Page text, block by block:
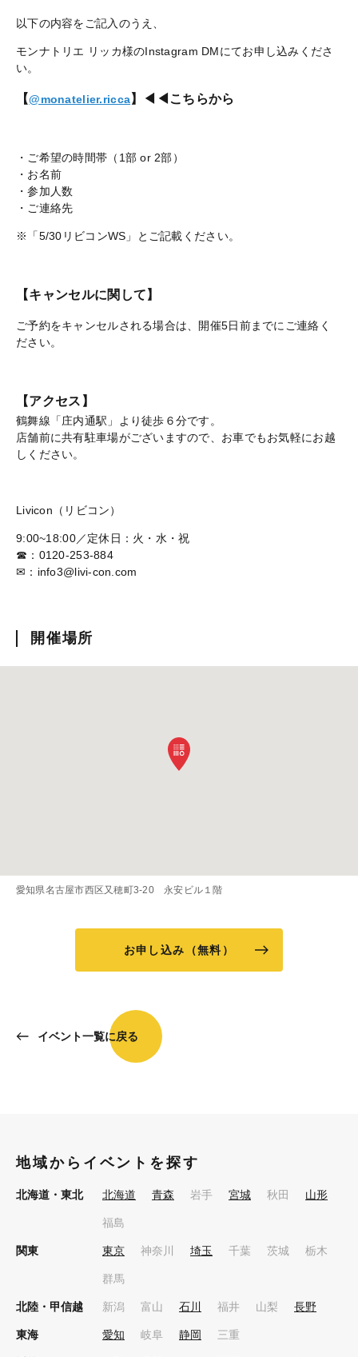
以下の内容をご記入のうえ、
モンナトリエ リッカ様のInstagram DMにてお申し込みくださ
い。
【@monatelier.ricca】◀◀こちらから
・ご希望の時間帯（1部 or 2部）
・お名前
・参加人数
・ご連絡先
※「5/30リビコンWS」とご記載ください。
【キャンセルに関して】
ご予約をキャンセルされる場合は、開催5日前までにご連絡く
ださい。
【アクセス】
鶴舞線「庄内通駅」より徒歩６分です。
店舗前に共有駐車場がございますので、お車でもお気軽にお越
しください。
Livicon（リビコン）
9:00~18:00／定休日：火・水・祝
☎：0120-253-884
✉：info3@livi-con.com
開催場所
愛知県名古屋市西区又穂町3-20 永安ビル１階
お申し込み（無料）
イベント一覧に戻る
地域からイベントを探す
北海道・東北 北海道 青森 岩手 宮城 秋田 山形
福島
関東 東京 神奈川 埼玉 千葉 茨城 栃木
群馬
北陸・甲信越 新潟 富山 石川 福井 山梨 長野
東海 愛知 岐阜 静岡 三重